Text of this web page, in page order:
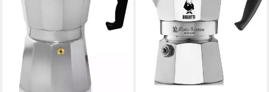
ab 31,35 €
lieferbar - in 2-3 Werktagen bei dir